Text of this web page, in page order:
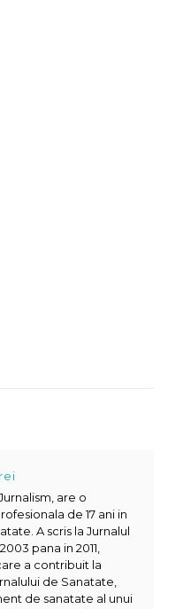
are o
de 17 ani in
A scris la Jurnalul
pana in 2011,
a contribuit la
de Sanatate,
de sanatate al unui